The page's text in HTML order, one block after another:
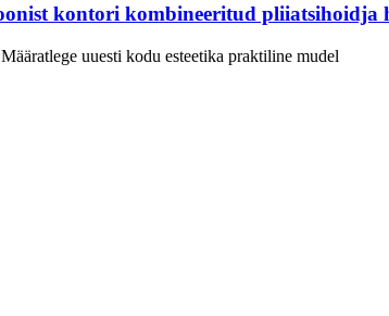
kontori kombineeritud pliiatsihoidja
uuesti kodu esteetika praktiline mudel